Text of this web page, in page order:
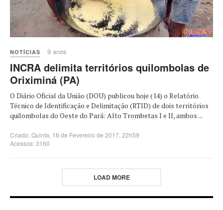
NOTÍCIAS 9 anos
INCRA delimita territórios quilombolas de
Oriximiná (PA)
O Diário Oficial da União (DOU) publicou hoje (14) o Relatório
Técnico de Identificação e Delimitação (RTID) de dois territórios
quilombolas do Oeste do Pará: Alto Trombetas I e II, ambos ...
Criado: Quinta, 16 de Fevereiro de 2017, 22h59
Acessos: 3160
LOAD MORE